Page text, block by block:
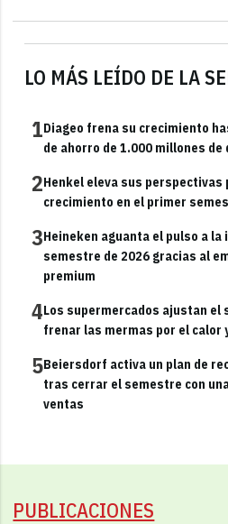
LO MÁS LEÍDO DE LA
1Diageo frena su crecimiento
de ahorro de 1.000 millones de
2Henkel eleva sus perspectivas
crecimiento en el primer
3Heineken aguanta el pulso a
semestre de 2026 gracias al
premium
4Los supermercados ajustan el
frenar las mermas por el calor
5Beiersdorf activa un plan de
tras cerrar el semestre con
ventas
PUBLICACIONES